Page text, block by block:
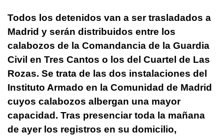
Todos los detenidos van a ser trasladados a
Madrid y serán distribuidos entre los
calabozos de la Comandancia de la Guardia
Civil en Tres Cantos o los del Cuartel de Las
Rozas. Se trata de las dos instalaciones del
Instituto Armado en la Comunidad de Madrid
cuyos calabozos albergan una mayor
capacidad. Tras presenciar toda la mañana
de ayer los registros en su domicilio,